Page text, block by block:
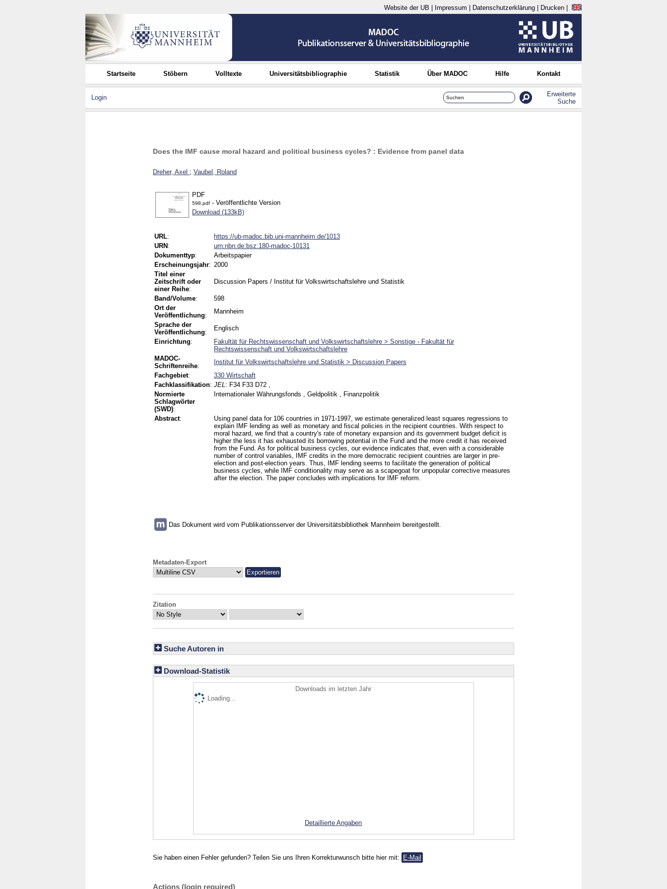
Website der UB Impressum Datenschutzerklärung Drucken
Startseite Stöbern Volltexte Universitätsbibliographie Statistik Über MADOC Hilfe Kontakt
Login
Erweiterte
Suche
Does the IMF cause moral hazard and political business cycles? : Evidence from panel data
Dreher, Axel ; Vaubel, Roland
PDF
598.pdf - Veröffentlichte Version
Download (133kB)
URL:
https://ub-madoc.bib.uni-mannheim.de/1013
URN :
urn:nbn:de:bsz:180-madoc-10131
Dokumenttyp:
Arbeitspapier
Erscheinungsjahr: 2000
Titel einer
Zeitschrift oder
einer Reihe:
Discussion Papers / Institut für Volkswirtschaftslehre und Statistik
Band/Volume:
598
Ort der
Veröffentlichung:
Mannheim
Sprache der
Veröffentlichung:
Englisch
Einrichtung:
Fakultät für Rechtswissenschaft und Volkswirtschaftslehre > Sonstige - Fakultät für
Rechtswissenschaft und Volkswirtschaftslehre
MADOC-
Schriftenreihe:
Institut für Volkswirtschaftslehre und Statistik > Discussion Papers
Fachgebiet:
330 Wirtschaft
Fachklassifikation: JEL: F34 F33 D72 ,
Normierte
Schlagwörter
(SWD):
Internationaler Währungsfonds , Geldpolitik , Finanzpolitik
Abstract:
Using panel data for 106 countries in 1971-1997, we estimate generalized least squares regressions to
explain IMF lending as well as monetary and fiscal policies in the recipient countries. With respect to
moral hazard, we find that a country's rate of monetary expansion and its government budget deficit is
higher the less it has exhausted its borrowing potential in the Fund and the more credit it has received
from the Fund. As for political business cycles, our evidence indicates that, even with a considerable
number of control variables, IMF credits in the more democratic recipient countries are larger in pre-
election and post-election years. Thus, IMF lending seems to facilitate the generation of political
business cycles, while IMF conditionality may serve as a scapegoat for unpopular corrective measures
after the election. The paper concludes with implications for IMF reform.
Das Dokument wird vom Publikationsserver der Universitätsbibliothek Mannheim bereitgestellt.
Metadaten-Export
Zitation
Suche Autoren in
Download-Statistik
Downloads im letzten Jahr
Loading...
Detaillierte Angaben
Sie haben einen Fehler gefunden? Teilen Sie uns Ihren Korrekturwunsch bitte hier mit: E-Mail
Actions (login required)